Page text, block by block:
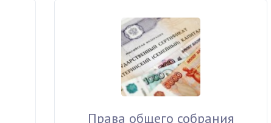
Права общего собрания